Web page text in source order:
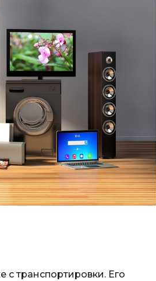
транспортировки. Его